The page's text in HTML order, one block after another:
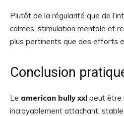
Plutôt de la régularité que de
calmes, stimulation mentale et
plus pertinents que des efforts
Conclusion
Le american bully xxl peut être
incroyablement attachant,